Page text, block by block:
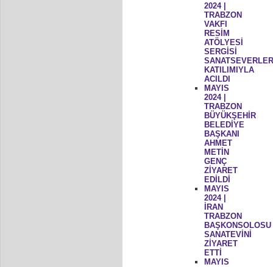
2024 |
TRABZON
VAKFI
RESİM
ATÖLYESİ
SERGİSİ
KATILIMIYLA
ACILDI
MAYIS
2024 |
TRABZON
BÜYÜKŞEHİR
BELEDİYE
BAŞKANI
AHMET
METİN
GENÇ
ZİYARET
EDİLDİ
MAYIS
2024 |
İRAN
TRABZON
BAŞKONSOLOSU
SANATEVİNİ
ZİYARET
ETTİ
MAYIS